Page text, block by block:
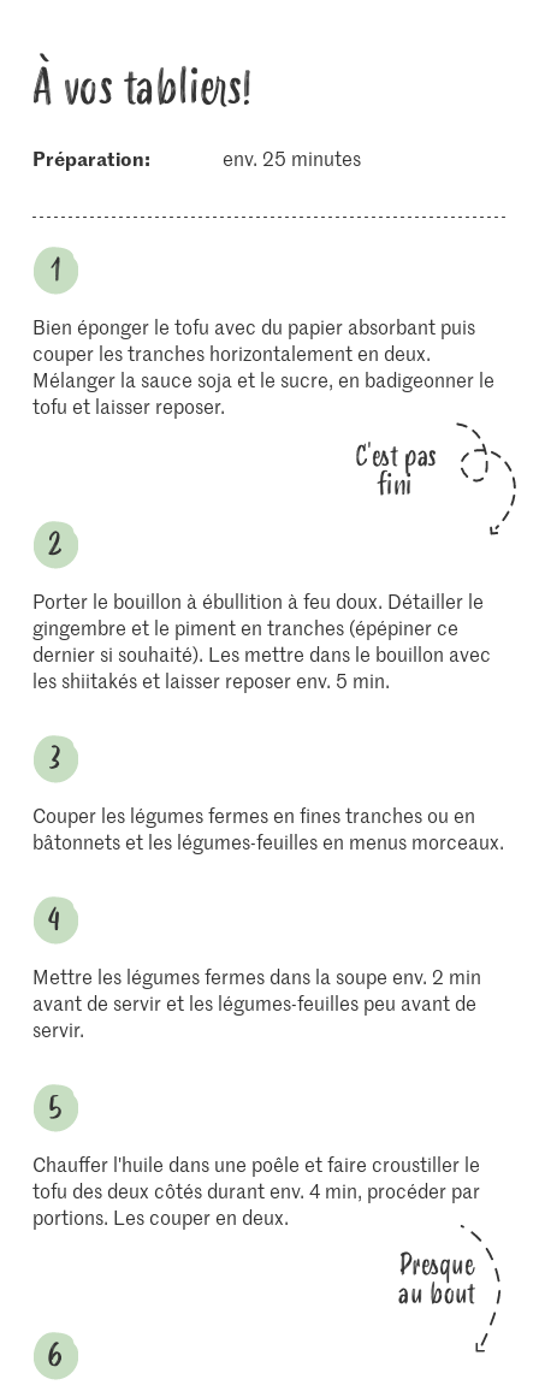
À vos tabliers!
Préparation: env. 25 minutes
Bien éponger le tofu avec du papier absorbant puis
couper les tranches horizontalement en deux.
Mélanger la sauce soja et le sucre, en badigeonner le
tofu et laisser reposer.
C'est pas
fini
Porter le bouillon à ébullition à feu doux. Détailler le
gingembre et le piment en tranches (épépiner ce
dernier si souhaité). Les mettre dans le bouillon avec
les shiitakés et laisser reposer env. 5 min.
Couper les légumes fermes en fines tranches ou en
bâtonnets et les légumes-feuilles en menus morceaux.
Mettre les légumes fermes dans la soupe env. 2 min
avant de servir et les légumes-feuilles peu avant de
servir.
Chauffer l'huile dans une poêle et faire croustiller le
tofu des deux côtés durant env. 4 min, procéder par
portions. Les couper en deux.
Presque
au bout